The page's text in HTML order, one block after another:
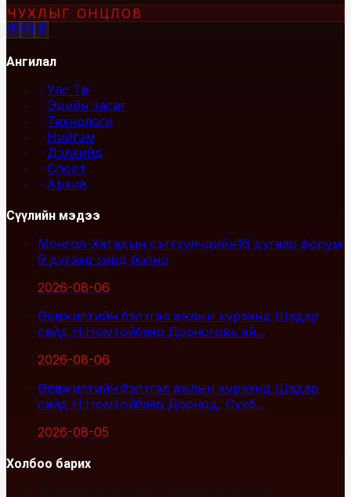
ЧУХЛЫГ ОНЦЛОВ
Ангилал
Улс Төр
Эдийн засаг
Технологи
Нийгэм
Дэлхийд
Спорт
Архив
Сүүлийн мэдээ
Монгол-Хятадын сэтгүүлчдийн16 дугаар форум
9 дүгээр сард болно
2026-08-06
Өвөлжилтийн бэлтгэл ажлын хүрээнд Шадар
сайд Н.Номтойбаяр Дорноговь ай...
2026-08-06
Өвөлжилтийн бэлтгэл ажлын хүрээнд Шадар
сайд Н.Номтойбаяр Дорнод, Сүхб...
2026-08-05
Холбоо барих